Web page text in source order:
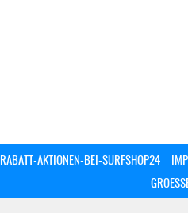
RABATT-AKTIONEN-BEI-SURFSHOP24